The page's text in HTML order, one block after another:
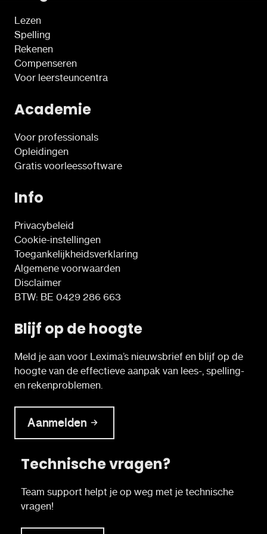
Lezen
Spelling
Rekenen
Compenseren
Voor leersteuncentra
Academie
Voor professionals
Opleidingen
Gratis voorleessoftware
Info
Privacybeleid
Cookie-instellingen
Toegankelijkheidsverklaring
Algemene voorwaarden
Disclaimer
BTW: BE 0429 286 663
Blijf op de hoogte
Meld je aan voor Lexima’s nieuwsbrief en blijf op de
hoogte van de effectieve aanpak van lees-, spelling-
en rekenproblemen.
Aanmelden
Technische vragen?
Team support helpt je op weg met je technische
vragen!